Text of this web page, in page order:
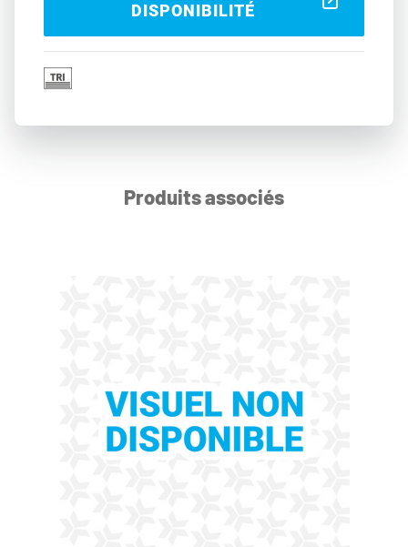
DISPONIBILITÉ
Produits associés